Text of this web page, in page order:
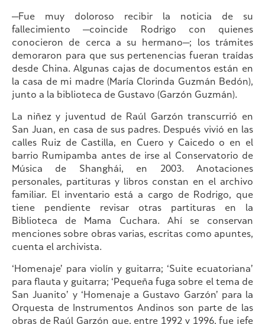
—Fue muy doloroso recibir la noticia de su
fallecimiento —coincide Rodrigo con quienes
conocieron de cerca a su hermano—; los trámites
demoraron para que sus pertenencias fueran traídas
desde China. Algunas cajas de documentos están en
la casa de mi madre (María Clorinda Guzmán Bedón),
junto a la biblioteca de Gustavo (Garzón Guzmán).
La niñez y juventud de Raúl Garzón transcurrió en
San Juan, en casa de sus padres. Después vivió en las
calles Ruiz de Castilla, en Cuero y Caicedo o en el
barrio Rumipamba antes de irse al Conservatorio de
Música de Shanghái, en 2003. Anotaciones
personales, partituras y libros constan en el archivo
familiar. El inventario está a cargo de Rodrigo, que
tiene pendiente revisar otras partituras en la
Biblioteca de Mama Cuchara. Ahí se conservan
menciones sobre obras varias, escritas como apuntes,
cuenta el archivista.
‘Homenaje’ para violín y guitarra; ‘Suite ecuatoriana’
para flauta y guitarra; ‘Pequeña fuga sobre el tema de
San Juanito’ y ‘Homenaje a Gustavo Garzón’ para la
Orquesta de Instrumentos Andinos son parte de las
obras de Raúl Garzón que, entre 1992 y 1996, fue jefe